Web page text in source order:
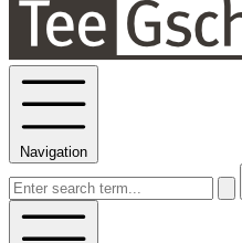
Navigation